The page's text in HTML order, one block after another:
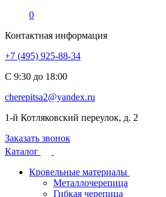
0
Контактная информация
+7 (495) 925-88-34
С 9:30 до 18:00
cherepitsa2@yandex.ru
1-й Котляковский переулок, д. 2
Заказать звонок
Каталог
Кровельные материалы
Металлочерепица
Гибкая черепица